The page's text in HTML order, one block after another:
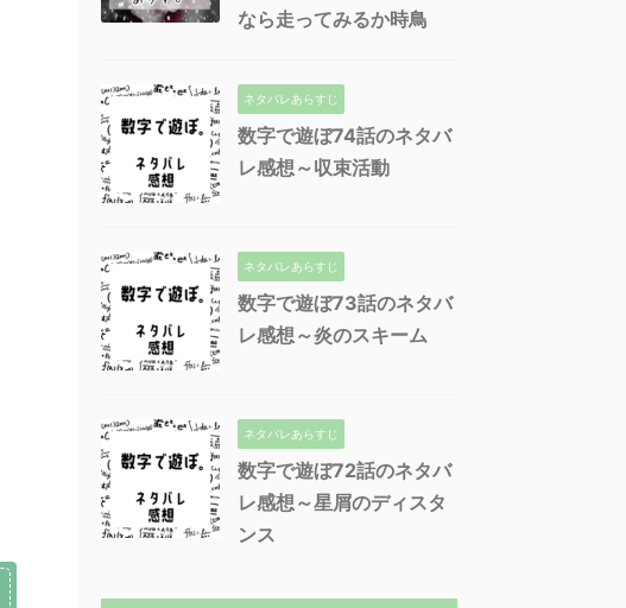
なら走ってみるか時鳥
ネタバレあらすじ
数字で遊ぼ74話のネタバ
レ感想～収束活動
ネタバレあらすじ
数字で遊ぼ73話のネタバ
レ感想～炎のスキーム
ネタバレあらすじ
数字で遊ぼ72話のネタバ
レ感想～星屑のディスタ
ンス